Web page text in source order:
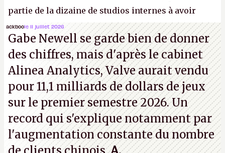
partie de la dizaine de studios internes à avoir
travaillé sur cetAssassin's Creedsous la direction
d'Ubisoft Singapour.A.
ackboole 11 juillet 2026
Gabe Newell se garde bien de donner
des chiffres, mais d'après le cabinet
Alinea Analytics, Valve aurait vendu
pour 11,1 milliards de dollars de jeux
sur le premier semestre 2026. Un
record qui s'explique notamment par
l'augmentation constante du nombre